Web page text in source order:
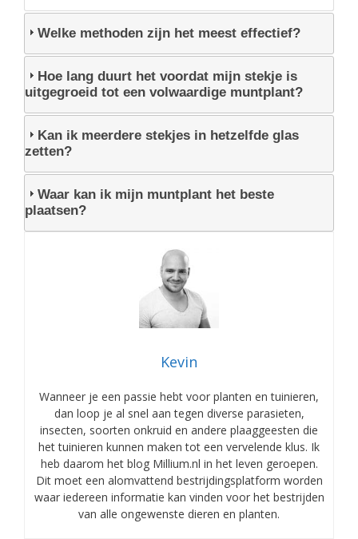
Welke methoden zijn het meest effectief?
Hoe lang duurt het voordat mijn stekje is
uitgegroeid tot een volwaardige muntplant?
Kan ik meerdere stekjes in hetzelfde glas
zetten?
Waar kan ik mijn muntplant het beste
plaatsen?
Kevin
Wanneer je een passie hebt voor planten en tuinieren,
dan loop je al snel aan tegen diverse parasieten,
insecten, soorten onkruid en andere plaaggeesten die
het tuinieren kunnen maken tot een vervelende klus. Ik
heb daarom het blog Millium.nl in het leven geroepen.
Dit moet een alomvattend bestrijdingsplatform worden
waar iedereen informatie kan vinden voor het bestrijden
van alle ongewenste dieren en planten.